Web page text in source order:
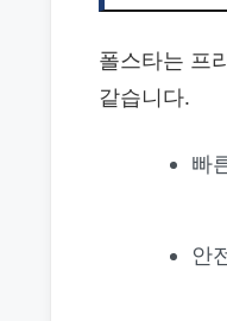
폴스타는 프
같습니다.
빠
안